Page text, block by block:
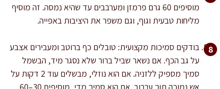
מוסיפים 60 גרם פרמזן ומערבבים עד שהיא נמסה. זה מוסיף
מליחות טבעית וגוף, וגם משפר את היציבות באפייה.
בודקים סמיכות מקצועית: טובלים כף ברוטב ומעבירים אצבע
על גב הכף. אם נשאר שביל ברור שלא נסגר מיד, הבשמל
סמיך מספיק ללזניה. אם הוא נוזלי, מבשלים עוד 2 דקות על
אש נמוכה תוך ערבוב. אם הוא סמיך מדי, מוסיפים 30–60